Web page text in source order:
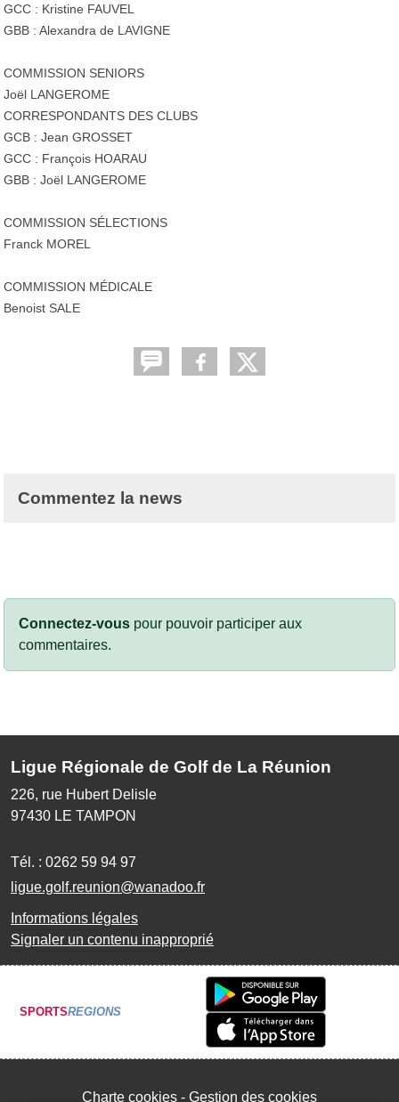
GCC : Kristine FAUVEL
GBB : Alexandra de LAVIGNE
COMMISSION SENIORS
Joël LANGEROME
CORRESPONDANTS DES CLUBS
GCB : Jean GROSSET
GCC : François HOARAU
GBB : Joël LANGEROME
COMMISSION SÉLECTIONS
Franck MOREL
COMMISSION MÉDICALE
Benoist SALE
Commentez la news
Connectez-vous pour pouvoir participer aux
commentaires.
Ligue Régionale de Golf de La Réunion
226, rue Hubert Delisle
97430 LE TAMPON
Tél. : 0262 59 94 97
ligue.golf.reunion@wanadoo.fr
Informations légales
Signaler un contenu inapproprié
SPORTSREGIONS
Charte cookies Gestion des cookies